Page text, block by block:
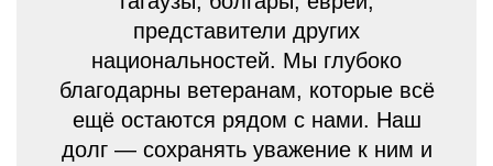
представители других
национальностей. Мы глубоко
благодарны ветеранам, которые всё
ещё остаются рядом с нами. Наш
долг — сохранять уважение к ним и